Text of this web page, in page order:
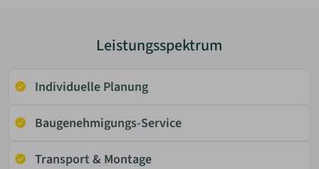
Leistungsspektrum
Individuelle Planung
Baugenehmigungs-Service
Transport & Montage